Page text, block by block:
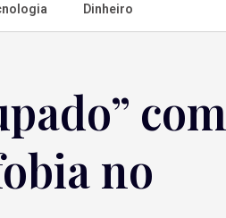
Dinheiro
com
no